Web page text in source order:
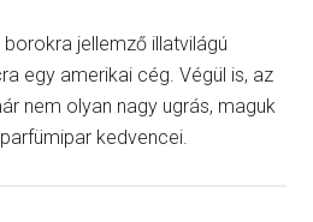
jellemző illatvilágú
egy amerikai cég. Végül is, az
nem olyan nagy ugrás, maguk
kedvencei.